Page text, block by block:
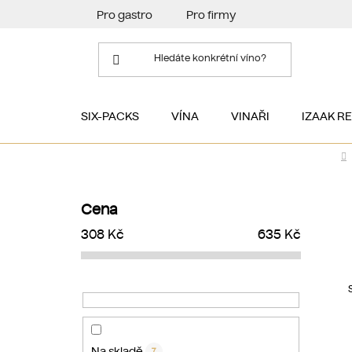
Pro gastro Pro firmy
SIX-PACKS VÍNA VINAŘI IZAAK
Cena
308 Kč 635 Kč